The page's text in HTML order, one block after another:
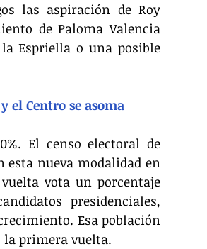
las aspiración de Roy
de Paloma Valencia
Espriella o una posible
el Centro se asoma
El censo electoral de
esta nueva modalidad en
vota un porcentaje
presidenciales,
Esa población
la primera vuelta.